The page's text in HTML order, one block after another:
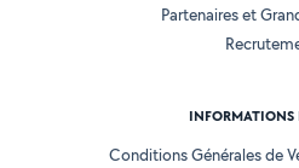
Partenaires et
INFORMATIONS
Conditions Générales de